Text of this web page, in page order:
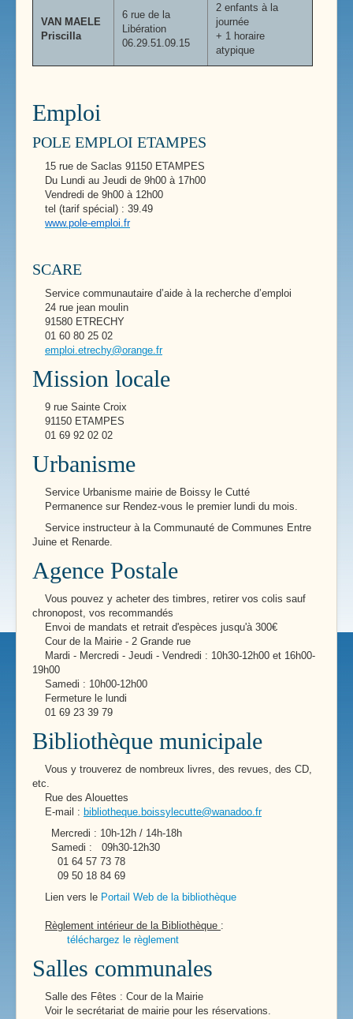
VAN MAELE
Priscilla
6 rue de la
Libération
06.29.51.09.15
2 enfants à la
journée
+ 1 horaire
atypique
Emploi
POLE EMPLOI ETAMPES
15 rue de Saclas 91150 ETAMPES
Du Lundi au Jeudi de 9h00 à 17h00
Vendredi de 9h00 à 12h00
tel (tarif spécial) : 39.49
www.pole-emploi.fr
SCARE
Service communautaire d’aide à la recherche d’emploi
24 rue jean moulin
91580 ETRECHY
01 60 80 25 02
emploi.etrechy@orange.fr
Mission locale
9 rue Sainte Croix
91150 ETAMPES
01 69 92 02 02
Urbanisme
Service Urbanisme mairie de Boissy le Cutté
Permanence sur Rendez-vous le premier lundi du mois.
Service instructeur à la Communauté de Communes Entre
Juine et Renarde.
Agence Postale
Vous pouvez y acheter des timbres, retirer vos colis sauf
chronopost, vos recommandés
Envoi de mandats et retrait d'espèces jusqu'à 300€
Cour de la Mairie - 2 Grande rue
Mardi - Mercredi - Jeudi - Vendredi : 10h30-12h00 et 16h00-
19h00
Samedi : 10h00-12h00
Fermeture le lundi
01 69 23 39 79
Bibliothèque municipale
Vous y trouverez de nombreux livres, des revues, des CD,
etc.
Rue des Alouettes
E-mail : bibliotheque.boissylecutte@wanadoo.fr
Mercredi : 10h-12h / 14h-18h
Samedi : 09h30-12h30
01 64 57 73 78
09 50 18 84 69
Lien vers le Portail Web de la bibliothèque
Règlement intérieur de la Bibliothèque :
téléchargez le règlement
Salles communales
Salle des Fêtes : Cour de la Mairie
Voir le secrétariat de mairie pour les réservations.